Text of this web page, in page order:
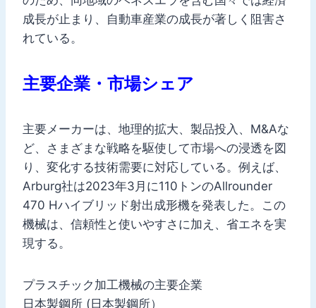
成長が止まり、自動車産業の成長が著しく阻害さ
れている。
主要企業・市場シェア
主要メーカーは、地理的拡大、製品投入、M&Aな
ど、さまざまな戦略を駆使して市場への浸透を図
り、変化する技術需要に対応している。例えば、
Arburg社は2023年3月に110トンのAllrounder
470 Hハイブリッド射出成形機を発表した。この
機械は、信頼性と使いやすさに加え、省エネを実
現する。
プラスチック加工機械の主要企業
日本製鋼所 (日本製鋼所）